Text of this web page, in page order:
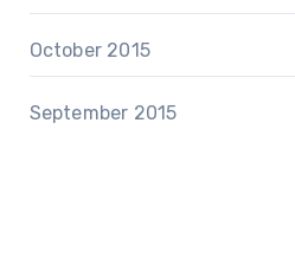
October 2015
September 2015